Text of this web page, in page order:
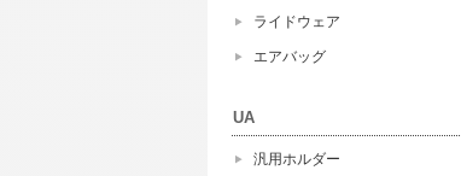
ライドウェア
エアバッグ
UA
汎用ホルダー